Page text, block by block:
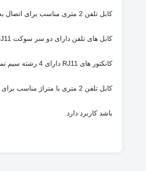
کابل تلفن 2 متری مناسب برای اتصال به انواع تلفن، مودم های اینترنال و یا ADSL میباشد.
کابل های تلفن دارای دو سر سوکت RJ11 که فقط برای اتصال بین خطوط تلفن های ثابت بکار میروند.
کانکتور های RJ11 دارای 4 رشته سیم تمام مس است.
کابل تلفن 2 متری با متراژ مناسب برای مصارفی که فاصله پریز تلفن ازگوشی تلفن یا مودم شما زیاد
باشد کاربرد دارد.